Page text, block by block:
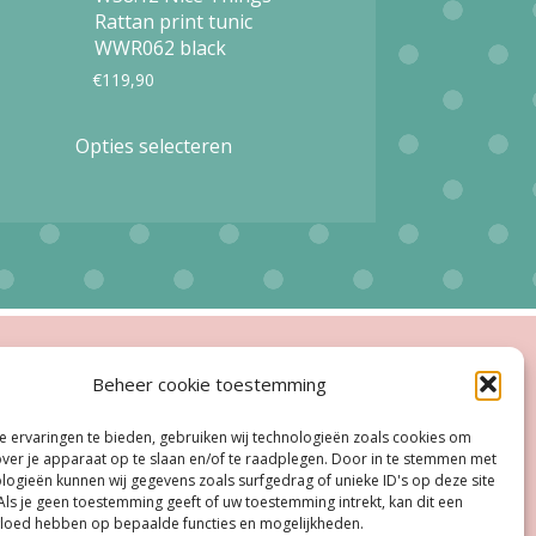
Beheer cookie toestemming
ervaringen te bieden, gebruiken wij technologieën zoals cookies om
je apparaat op te slaan en/of te raadplegen. Door in te stemmen met
kunnen wij gegevens zoals surfgedrag of unieke ID's op deze site
je geen toestemming geeft of uw toestemming intrekt, kan dit een
hebben op bepaalde functies en mogelijkheden.
Rattan print tunic
WWR062 black
€119,90
Opties selecteren
meerdere
variaties.
Deze
optie
kan
gekozen
worden
op
Do:11.00 - 18.00 uur
11:00 uur - 18:00 uur